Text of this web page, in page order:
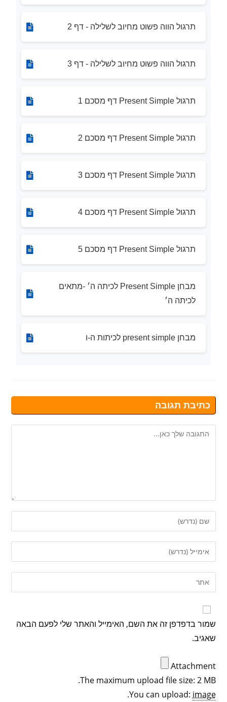
תרגול הווה פשוט מחיוב לשלילה - דף 2
תרגול הווה פשוט מחיוב לשלילה - דף 3
תרגול Present Simple דף מסכם 1
תרגול Present Simple דף מסכם 2
תרגול Present Simple דף מסכם 3
תרגול Present Simple דף מסכם 4
תרגול Present Simple דף מסכם 5
מבחן Present Simple לכיתה ה׳ -מתאים
לכיתה ה׳
מבחן present simple לכיתות ה-ו
כתיבת תגובה
שמור בדפדפן זה את השם, האימייל והאתר שלי לפעם הבאה
שאגיב.
Attachment
The maximum upload file size: 2 MB.
You can upload: image
.